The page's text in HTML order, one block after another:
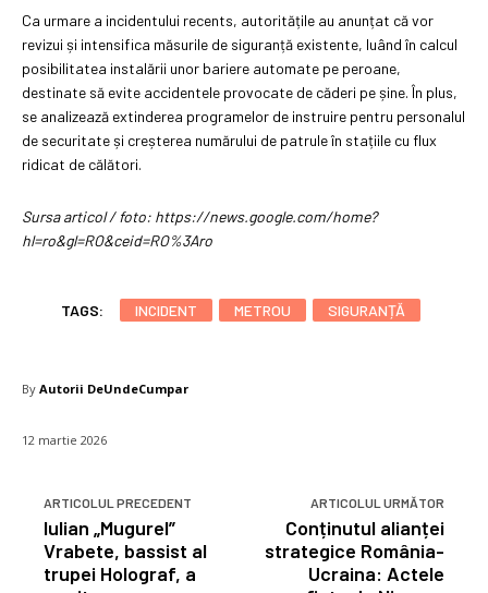
Ca urmare a incidentului recents, autoritățile au anunțat că vor
revizui și intensifica măsurile de siguranță existente, luând în calcul
posibilitatea instalării unor bariere automate pe peroane,
destinate să evite accidentele provocate de căderi pe șine. În plus,
se analizează extinderea programelor de instruire pentru personalul
de securitate și creșterea numărului de patrule în stațiile cu flux
ridicat de călători.
Sursa articol / foto: https://news.google.com/home?
hl=ro&gl=RO&ceid=RO%3Aro
TAGS: INCIDENT METROU SIGURANȚĂ
By Autorii DeUndeCumpar
12 martie 2026
ARTICOLUL PRECEDENT
Iulian „Mugurel”
Vrabete, bassist al
trupei Holograf, a
ARTICOLUL URMĂTOR
Conținutul alianței
strategice România-
Ucraina: Actele